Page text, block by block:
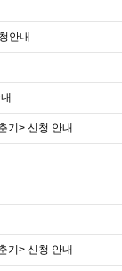
안내
기> 신청 안내
기> 신청 안내